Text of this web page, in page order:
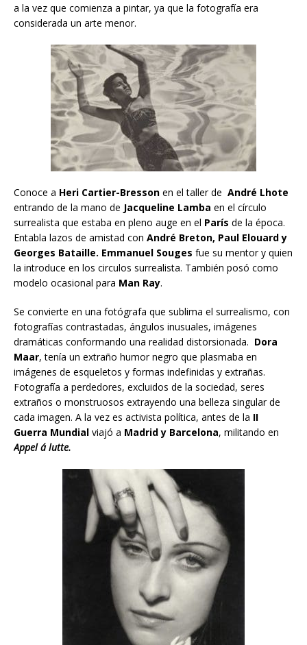
a la vez que comienza a pintar, ya que la fotografía era
considerada un arte menor.
Conoce a Heri Cartier-Bresson en el taller de André Lhote
entrando de la mano de Jacqueline Lamba en el círculo
surrealista que estaba en pleno auge en el París de la época.
Entabla lazos de amistad con André Breton, Paul Elouard y
Georges Bataille. Emmanuel Souges fue su mentor y quien
la introduce en los circulos surrealista. También posó como
modelo ocasional para Man Ray.
Se convierte en una fotógrafa que sublima el surrealismo, con
fotografías contrastadas, ángulos inusuales, imágenes
dramáticas conformando una realidad distorsionada. Dora
Maar, tenía un extraño humor negro que plasmaba en
imágenes de esqueletos y formas indefinidas y extrañas.
Fotografía a perdedores, excluidos de la sociedad, seres
extraños o monstruosos extrayendo una belleza singular de
cada imagen. A la vez es activista política, antes de la II
Guerra Mundial viajó a Madrid y Barcelona, militando en
Appel á lutte.